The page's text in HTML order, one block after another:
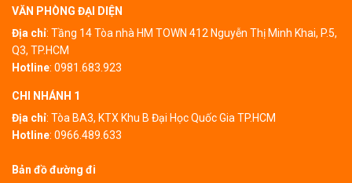
VĂN PHÒNG ĐẠI DIỆN
Địa chỉ: Tầng 14 Tòa nhà HM TOWN 412 Nguyễn Thị Minh Khai, P.5,
Q3, TP.HCM
Hotline: 0981.683.923
CHI NHÁNH 1
Địa chỉ: Tòa BA3, KTX Khu B Đại Học Quốc Gia TP.HCM
Hotline: 0966.489.633
Bản đồ đường đi